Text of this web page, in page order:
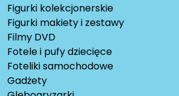
Figurki kolekcjonerskie
Figurki makiety i zestawy
Filmy DVD
Fotele i pufy dziecięce
Foteliki samochodowe
Gadżety